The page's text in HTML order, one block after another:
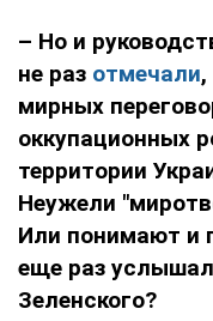
– Но и
не раз отмечали
мирных
оккупационных
территории
Неужели
Или понимают и
еще раз
Зеленского?